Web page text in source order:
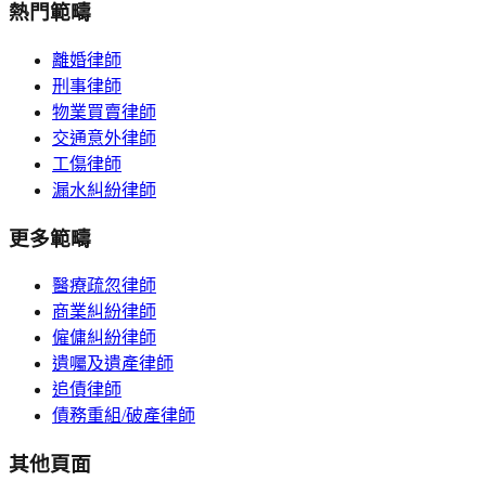
熱門範疇
離婚律師
刑事律師
物業買賣律師
交通意外律師
工傷律師
漏水糾紛律師
更多範疇
醫療疏忽律師
商業糾紛律師
僱傭糾紛律師
遺囑及遺產律師
追債律師
債務重組/破產律師
其他頁面